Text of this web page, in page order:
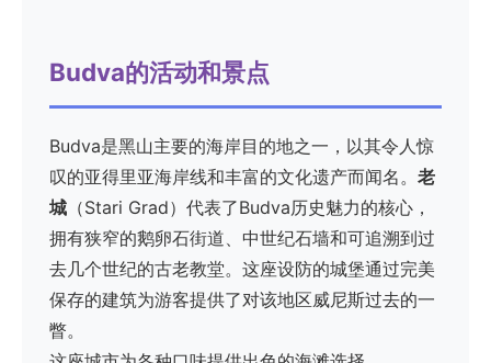
Budva的活动和景点
Budva是黑山主要的海岸目的地之一，以其令人惊
叹的亚得里亚海岸线和丰富的文化遗产而闻名。 老
城 （Stari Grad）代表了Budva历史魅力的核心，
拥有狭窄的鹅卵石街道、中世纪石墙和可追溯到过
去几个世纪的古老教堂。这座设防的城堡通过完美
保存的建筑为游客提供了对该地区威尼斯过去的一
瞥。